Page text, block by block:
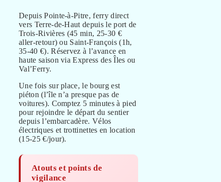
Depuis Pointe-à-Pitre, ferry direct
vers Terre-de-Haut depuis le port de
Trois-Rivières (45 min, 25-30 €
aller-retour) ou Saint-François (1h,
35-40 €). Réservez à l’avance en
haute saison via Express des Îles ou
Val’Ferry.
Une fois sur place, le bourg est
piéton (l’île n’a presque pas de
voitures). Comptez 5 minutes à pied
pour rejoindre le départ du sentier
depuis l’embarcadère. Vélos
électriques et trottinettes en location
(15-25 €/jour).
Atouts et points de
vigilance